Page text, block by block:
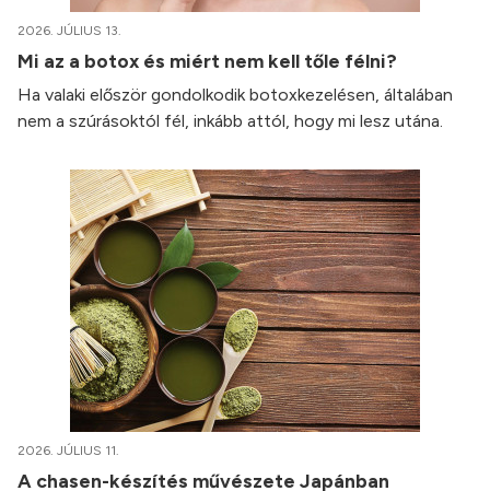
2026. JÚLIUS 13.
Mi az a botox és miért nem kell tőle félni?
Ha valaki először gondolkodik botoxkezelésen, általában
nem a szúrásoktól fél, inkább attól, hogy mi lesz utána.
2026. JÚLIUS 11.
A chasen-készítés művészete Japánban